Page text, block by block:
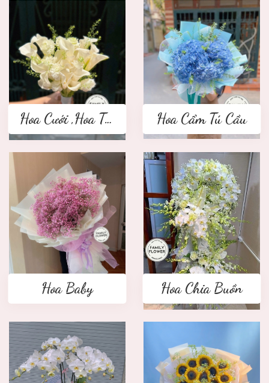
Hoa Cưới ,Hoa Tay Cầm Cô Dâu Hoa Cẩm Tú Cầu
Hoa Baby Hoa Chia Buồn